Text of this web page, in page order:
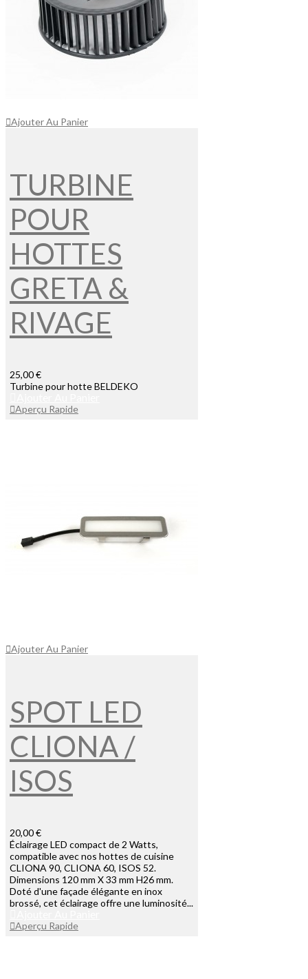
Ajouter Au Panier
TURBINE
POUR
HOTTES
GRETA &
RIVAGE
25,00 €
Turbine pour hotte BELDEKO
Aperçu Rapide
Ajouter Au Panier
SPOT LED
CLIONA /
ISOS
20,00 €
Éclairage LED compact de 2 Watts,
compatible avec nos hottes de cuisine
CLIONA 90, CLIONA 60, ISOS 52.
Dimensions 120 mm X 33 mm H26 mm.
Doté d'une façade élégante en inox
brossé, cet éclairage offre une luminosité...
Aperçu Rapide